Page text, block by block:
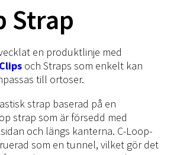
Wrap
Strap Double
Strap Camo/Navy
Soft Strap
Strap Kit
Hook
på rulle
Medical
Medical
Strap
en produktlinje med
och Straps som enkelt kan
till ortoser.
strap baserad på en
strap som är försedd med
och längs kanterna. C-Loop-
som en tunnel, vilket gör det